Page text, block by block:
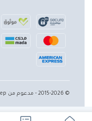
© 2015-2026 - مدعوم من Ekuep. كل الحقوق محفوظة